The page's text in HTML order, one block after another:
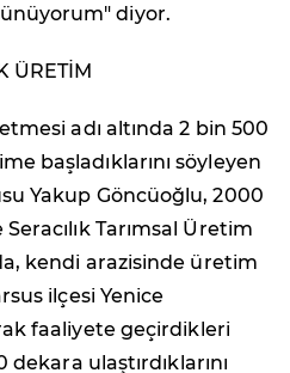
diyor.
ÜRETİM
adı altında 2 bin 500
başladıklarını söyleyen
Yakup Göncüoğlu, 2000
Tarımsal Üretim
kendi arazisinde üretim
ilçesi Yenice
faaliyete geçirdikleri
ulaştırdıklarını